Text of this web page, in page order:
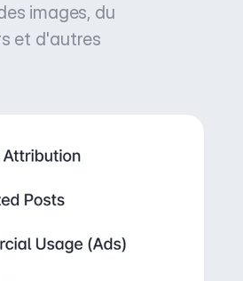
images, du
et d'autres